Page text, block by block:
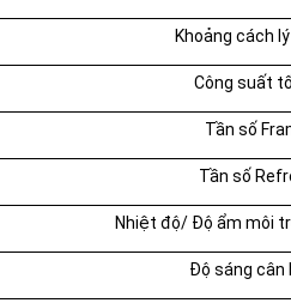
Khoảng cách
Công suất
Tần số
Tần số
Nhiệt độ/ Độ ẩm môi
Độ sáng cân